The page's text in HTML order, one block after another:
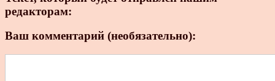
редакторам:
Ваш комментарий (необязательно):